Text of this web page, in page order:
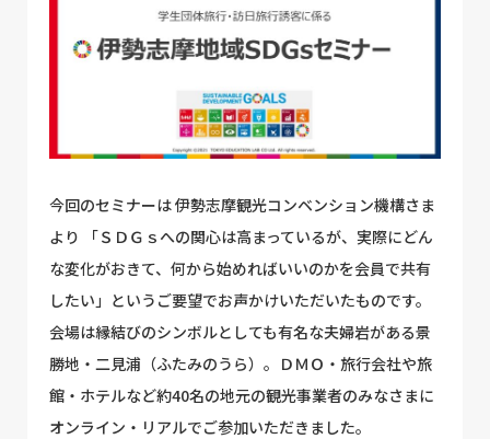
今回のセミナーは 伊勢志摩観光コンベンション機構さま
より 「ＳＤＧｓへの関心は高まっているが、実際にどん
な変化がおきて、何から始めればいいのかを会員で共有
したい」というご要望でお声かけいただいたものです。
会場は縁結びのシンボルとしても有名な夫婦岩がある景
勝地・二見浦（ふたみのうら）。ＤＭＯ・旅行会社や旅
館・ホテルなど約40名の地元の観光事業者のみなさまに
オンライン・リアルでご参加いただきました。